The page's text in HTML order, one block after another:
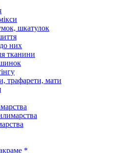
шкатулок
них
тканини
трафарети, мати
*